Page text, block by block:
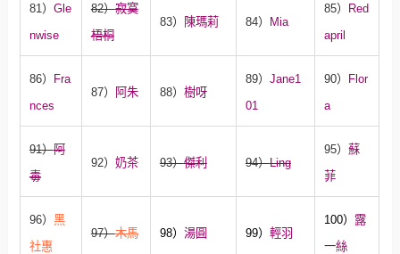
81） Gle
nwise
82）寂寞
梧桐
83） 陳瑪莉 84） Mia
85） Red
april
86） Fra
nces
87） 阿朱 88） 樹呀
89） Jane1
01
90） Flor
a
91）阿
毒
92） 奶茶 93）傑利 94）Ling
95） 蘇
菲
96） 黑
社惠
97）木馬 98） 湯圓 99） 輕羽
100） 露
一絲